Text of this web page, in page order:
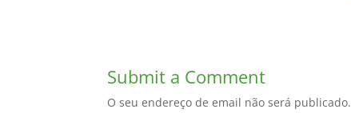
Submit a Comment
O seu endereço de email não será publicado.